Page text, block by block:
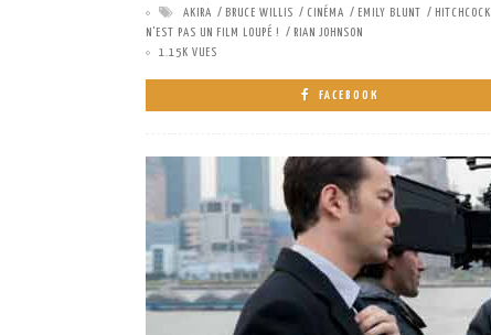
AKIRA
BRUCE WILLIS CINÉMA EMILY BLUNT HITCHCOCK
N'EST PAS UN FILM LOUPÉ !
RIAN JOHNSON
1.15K VUES
FACEBOOK